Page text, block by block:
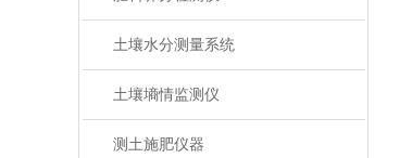
土壤水分测量系统
土壤墒情监测仪
测土施肥仪器